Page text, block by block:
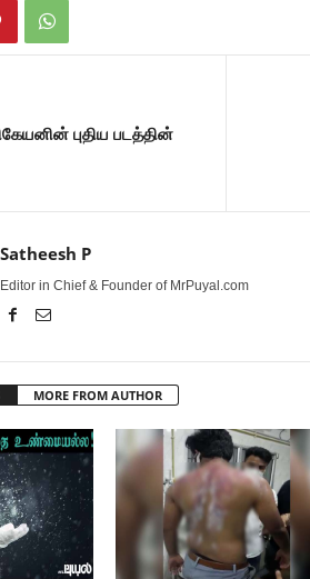
புதிய படத்தின்
Satheesh P
Editor in Chief & Founder of MrPuyal.com
MORE FROM AUTHOR